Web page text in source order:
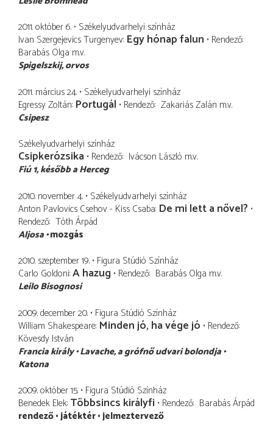
2011. október 6. Székelyudvarhelyi színház
Ivan Szergejevics Turgenyev Egy hónap falun Rendező
Barabás Olga m.v.
Spigelszkij orvos
2011. március 24. Székelyudvarhelyi színház
Egressy Zoltán Portugál Rendező Zakariás Zalán m.v.
Csipesz
Székelyudvarhelyi színház
Csipkerózsika Rendező Ivácson László m.v.
Fiú 1 később a Herceg
2010. november 4. Székelyudvarhelyi színház
Anton Pavlovics Csehov - Kiss Csaba De mi lett a nővel?
Rendező Tóth Árpád
Aljosa mozgás
2010. szeptember 19. Figura Stúdió Színház
Carlo Goldoni A hazug Rendező Barabás Olga m.v.
Leilo Bisognosi
2009. december 20. Figura Stúdió Színház
William Shakespeare Minden jó, ha vége jó Rendező
Kövesdy István
Francia király Lavache a grófnő udvari bolondja
Katona
2009. október 15. Figura Stúdió Színház
Benedek Elek Többsincs királyfi Rendező Barabás Árpád
rendező játéktér jelmeztervező